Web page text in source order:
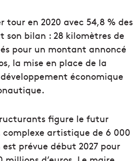
tour en 2020 avec 54,8 % des
son bilan : 28 kilomètres de
pour un montant annoncé
la mise en place de la
économique
figure le futur
complexe artistique de 6 000
prévue début 2027 pour